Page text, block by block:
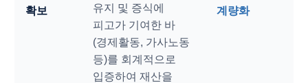
확보
유지 및 증식에
피고가 기여한 바
(경제활동, 가사노동
등)를 회계적으로
입증하여 재산을
계량화